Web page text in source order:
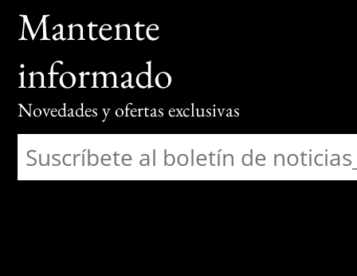
Mantente
informado
Novedades y ofertas exclusivas